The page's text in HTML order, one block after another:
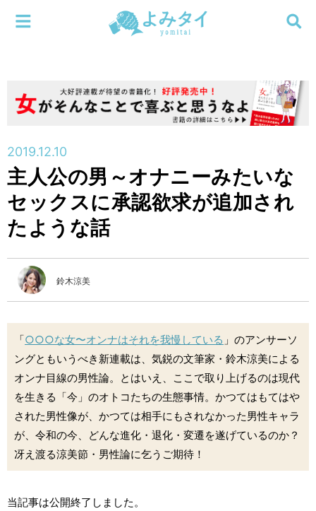
新着
新刊
編集部
検索する
メニューを閉じる
2019.12.10
主人公の男～オナニーみたいな
セックスに承認欲求が追加され
たような話
鈴木涼美
「○○○な女〜オンナはそれを我慢している 」のアンサーソ
ングともいうべき新連載は、気鋭の文筆家・鈴木涼美による
オンナ目線の男性論。とはいえ、ここで取り上げるのは現代
を生きる「今」のオトコたちの生態事情。かつてはもてはや
された男性像が、かつては相手にもされなかった男性キャラ
が、令和の今、どんな進化・退化・変遷を遂げているのか？
冴え渡る涼美節・男性論に乞うご期待！
当記事は公開終了しました。